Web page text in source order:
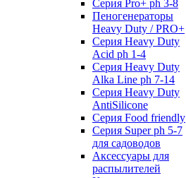
Серия Pro+ ph 3-8
Пеногенераторы
Heavy Duty / PRO+
Серия Heavy Duty
Acid ph 1-4
Серия Heavy Duty
Alka Line ph 7-14
Серия Heavy Duty
AntiSilicone
Серия Food friendly
Серия Super ph 5-7
для садоводов
Аксессуары для
распылителей